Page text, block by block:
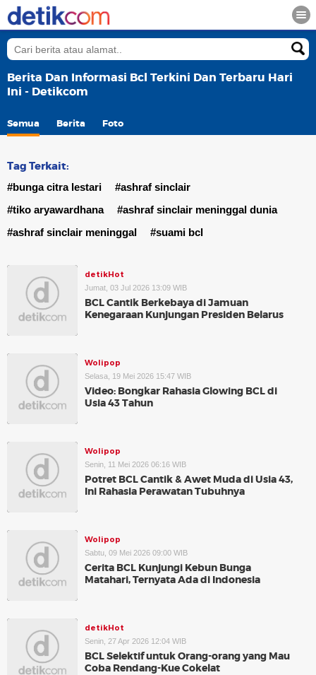
Berita Dan Informasi Bcl Terkini Dan Terbaru Hari
Ini - Detikcom
Semua Berita Foto
Tag Terkait:
#bunga citra lestari
#ashraf sinclair
#tiko aryawardhana
#ashraf sinclair meninggal dunia
#ashraf sinclair meninggal
#suami bcl
detikHot
Jumat, 03 Jul 2026 13:09 WIB
BCL Cantik Berkebaya di Jamuan
Kenegaraan Kunjungan Presiden Belarus
Wolipop
Selasa, 19 Mei 2026 15:47 WIB
Video: Bongkar Rahasia Glowing BCL di
Usia 43 Tahun
Wolipop
Senin, 11 Mei 2026 06:16 WIB
Potret BCL Cantik & Awet Muda di Usia 43,
Ini Rahasia Perawatan Tubuhnya
Wolipop
Sabtu, 09 Mei 2026 09:00 WIB
Cerita BCL Kunjungi Kebun Bunga
Matahari, Ternyata Ada di Indonesia
detikHot
Senin, 27 Apr 2026 12:04 WIB
BCL Selektif untuk Orang-orang yang Mau
Coba Rendang-Kue Cokelat